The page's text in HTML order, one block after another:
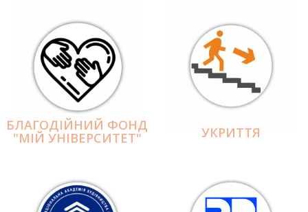
БЛАГОДІЙНИЙ ФОНД
"МІЙ УНІВЕРСИТЕТ" УКРИТТЯ